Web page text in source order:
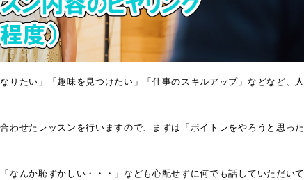
りたい」「趣味を見つけたい」「仕事のスキルアップ」などなど、人
わせたレッスンを行いますので、まずは「ボイトレをやろうと思った
なんか恥ずかしい・・・」なども心配せずに何でも話していただいて